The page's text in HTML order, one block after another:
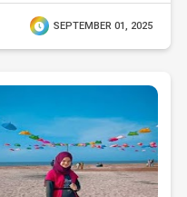
SEPTEMBER 01, 2025